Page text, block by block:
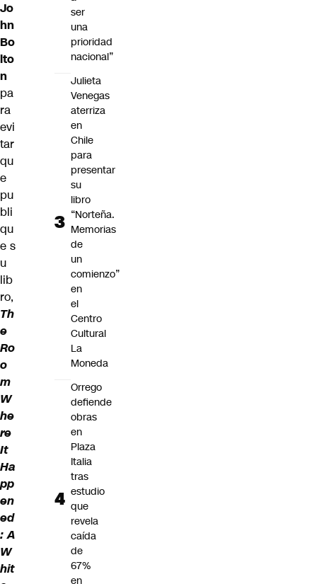
Jo
hn
Bo
lto
n
pa
ra
evi
tar
qu
e
pu
bli
qu
e s
u
lib
ro,
Th
e
Ro
o
m
W
he
re
It
Ha
pp
en
ed
: A
W
hit
ser
una
prioridad
nacional”
Julieta
Venegas
aterriza
en
Chile
para
presentar
su
libro
“Norteña.
Memorias
de
un
comienzo”
en
el
Centro
Cultural
La
Moneda
Orrego
defiende
obras
en
Plaza
Italia
tras
estudio
que
revela
caída
de
67%
en